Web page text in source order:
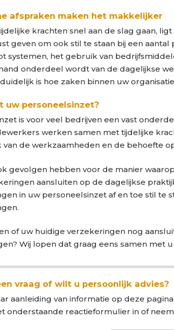
afspraken maken het makkelijker
krachten snel aan de slag gaan,
geven om ook stil te staan bij een
systemen, het gebruik van
onderdeel wordt van de dagelijkse
is hoe zaken binnen uw
uw personeelsinzet?
is voor veel bedrijven een vast
werken samen met tijdelijke
van de werkzaamheden en de behoefte
gevolgen hebben voor de manier
aansluiten op de dagelijkse
in uw personeelsinzet af en toe stil te
of uw huidige verzekeringen nog
Wij lopen dat graag eens samen met u
vraag of wilt u persoonlijk advies?
aanleiding van informatie op deze
onderstaande reactieformulier in of neem